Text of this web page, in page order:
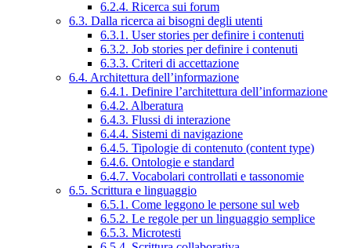
6.2.4. Ricerca sui forum
6.3. Dalla ricerca ai bisogni degli utenti
6.3.1. User stories per definire i contenuti
6.3.2. Job stories per definire i contenuti
6.3.3. Criteri di accettazione
6.4. Architettura dell’informazione
6.4.1. Definire l’architettura dell’informazione
6.4.2. Alberatura
6.4.3. Flussi di interazione
6.4.4. Sistemi di navigazione
6.4.5. Tipologie di contenuto (content type)
6.4.6. Ontologie e standard
6.4.7. Vocabolari controllati e tassonomie
6.5. Scrittura e linguaggio
6.5.1. Come leggono le persone sul web
6.5.2. Le regole per un linguaggio semplice
6.5.3. Microtesti